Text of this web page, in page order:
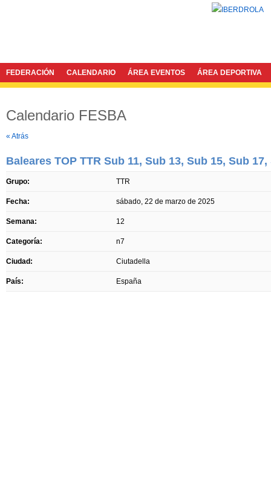
FEDERACIÓN CALENDARIO ÁREA EVENTOS ÁREA DEPORTIVA
Calendario FESBA
« Atrás
Baleares TOP TTR Sub 11, Sub 13, Sub 15, Sub
Grupo: TTR
Fecha: sábado, 22 de marzo de 2025
Semana: 12
Categoría: n7
Ciudad: Ciutadella
País: España